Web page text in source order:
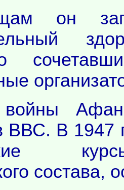
он
ВВС. В 1947
состава,